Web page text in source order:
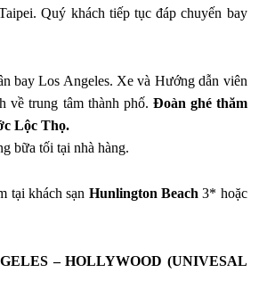
Quý khách tiếp tục đáp chuyến bay
bay Los Angeles. Xe và Hướng dẫn viên
về trung tâm thành phố. Đoàn ghé thăm
Lộc Thọ.
bữa tối tại nhà hàng.
tại khách sạn Hunlington Beach 3* hoặc
– HOLLYWOOD (UNIVESAL